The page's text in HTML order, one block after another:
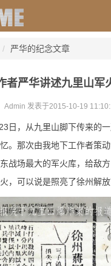
严华的纪念文章
者严华讲述九里山军
Admin 发表于2015-10-19
，从九里山脚下传来的一
。那次由我地下工作者策
战场最大的军火库，给敌
，可以说是照亮了徐州解放